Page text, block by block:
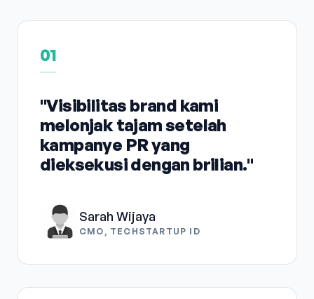
01
"Visibilitas brand kami
melonjak tajam setelah
kampanye PR yang
dieksekusi dengan brilian."
Sarah Wijaya
CMO, TECHSTARTUP ID